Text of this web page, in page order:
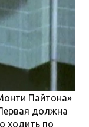
Пайтона»
должна
ходить по